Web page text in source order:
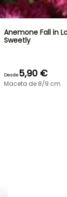
Anemone Fall in
Sweetly
Desde5,90 €
Maceta de 8/9 cm